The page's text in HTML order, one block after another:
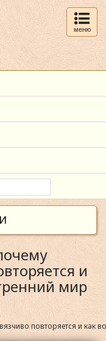
меню
и
мир
повторяется и как